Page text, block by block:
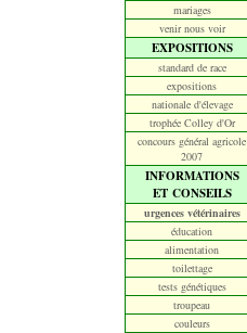
mariages
venir nous voir
EXPOSITIONS
standard de race
expositions
nationale d'élevage
trophée Colley d'Or
concours général agricole
2007
INFORMATIONS
ET CONSEILS
urgences vétérinaires
éducation
alimentation
toilettage
tests génétiques
troupeau
couleurs